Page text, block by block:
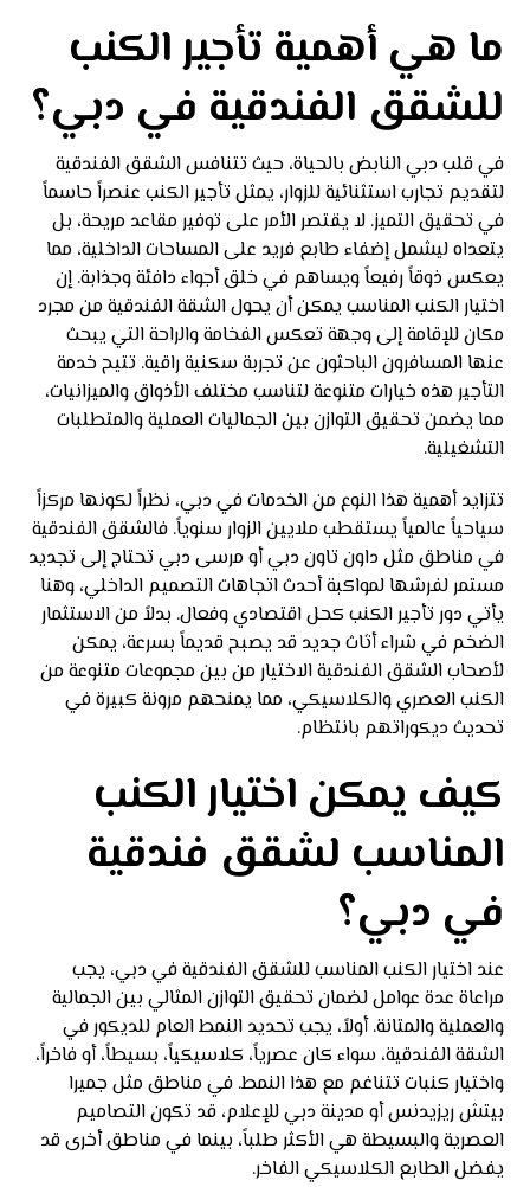
ما هي أهمية تأجير الكنب
للشقق الفندقية في دبي؟
في قلب دبي النابض بالحياة، حيث تتنافس الشقق الفندقية
لتقديم تجارب استثنائية للزوار، يمثل تأجير الكنب عنصراً حاسماً
في تحقيق التميز. لا يقتصر الأمر على توفير مقاعد مريحة، بل
يتعداه ليشمل إضفاء طابع فريد على المساحات الداخلية، مما
يعكس ذوقاً رفيعاً ويساهم في خلق أجواء دافئة وجذابة. إن
اختيار الكنب المناسب يمكن أن يحول الشقة الفندقية من مجرد
مكان للإقامة إلى وجهة تعكس الفخامة والراحة التي يبحث
عنها المسافرون الباحثون عن تجربة سكنية راقية. تتيح خدمة
التأجير هذه خيارات متنوعة لتناسب مختلف الأذواق والميزانيات،
مما يضمن تحقيق التوازن بين الجماليات العملية والمتطلبات
التشغيلية.
تتزايد أهمية هذا النوع من الخدمات في دبي، نظراً لكونها مركزاً
سياحياً عالمياً يستقطب ملايين الزوار سنوياً. فالشقق الفندقية
في مناطق مثل داون تاون دبي أو مرسى دبي تحتاج إلى تجديد
مستمر لفرشها لمواكبة أحدث اتجاهات التصميم الداخلي، وهنا
يأتي دور تأجير الكنب كحل اقتصادي وفعال. بدلاً من الاستثمار
الضخم في شراء أثاث جديد قد يصبح قديماً بسرعة، يمكن
لأصحاب الشقق الفندقية الاختيار من بين مجموعات متنوعة من
الكنب العصري والكلاسيكي، مما يمنحهم مرونة كبيرة في
تحديث ديكوراتهم بانتظام.
كيف يمكن اختيار الكنب
المناسب لشقق فندقية
في دبي؟
عند اختيار الكنب المناسب للشقق الفندقية في دبي، يجب
مراعاة عدة عوامل لضمان تحقيق التوازن المثالي بين الجمالية
والعملية والمتانة. أولاً، يجب تحديد النمط العام للديكور في
الشقة الفندقية، سواء كان عصرياً، كلاسيكياً، بسيطاً، أو فاخراً،
واختيار كنبات تتناغم مع هذا النمط. في مناطق مثل جميرا
بيتش ريزيدنس أو مدينة دبي للإعلام، قد تكون التصاميم
العصرية والبسيطة هي الأكثر طلباً، بينما في مناطق أخرى قد
يفضل الطابع الكلاسيكي الفاخر.